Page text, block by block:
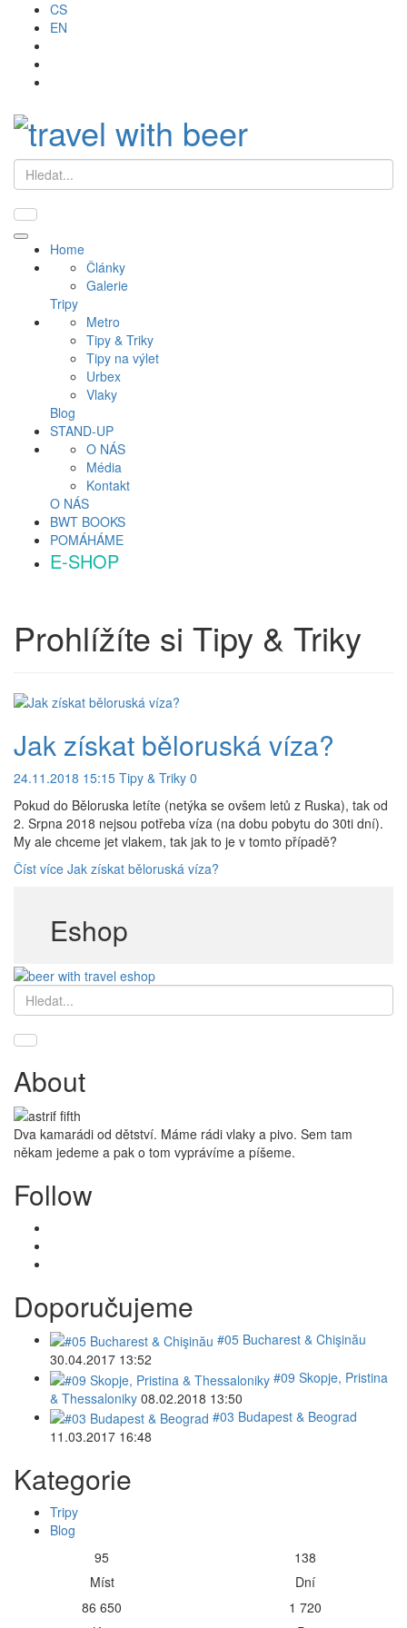
CS
EN
Hledat
Primary
Menu
Home
Články
Galerie
Tripy
Metro
Tipy & Triky
Tipy na výlet
Urbex
Vlaky
Blog
STAND-UP
O NÁS
Média
Kontakt
O NÁS
BWT BOOKS
POMÁHÁME
E-SHOP
Prohlížíte si Tipy & Triky
Jak získat běloruská víza?
24.11.2018 15:15 Tipy & Triky 0
Pokud do Běloruska letíte (netýka se ovšem letů z Ruska), tak od
2. Srpna 2018 nejsou potřeba víza (na dobu pobytu do 30ti dní).
My ale chceme jet vlakem, tak jak to je v tomto případě?
Číst více Jak získat běloruská víza?
Eshop
Hledat
About
Dva kamarádi od dětství. Máme rádi vlaky a pivo. Sem tam
někam jedeme a pak o tom vyprávíme a píšeme.
Follow
Doporučujeme
#05 Bucharest & Chişinău
30.04.2017 13:52
#09 Skopje, Pristina
& Thessaloniky 08.02.2018 13:50
#03 Budapest & Beograd
11.03.2017 16:48
Kategorie
Tripy
Blog
95
Míst
138
Dní
86 650
1 720